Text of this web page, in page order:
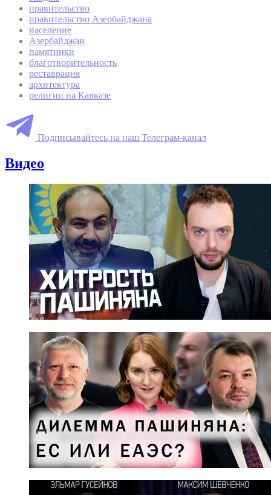
правительство
правительство Азербайджана
население
Азербайджан
памятники
благотворительность
реставрация
архитектура
религии на Кавказе
Подписывайтесь на наш Телеграм-канал
Видео